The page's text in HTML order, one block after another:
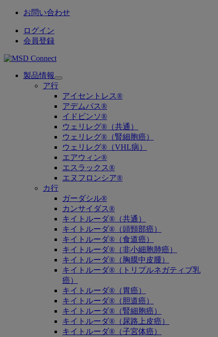
お問い合わせ
ログイン
会員登録
製品情報
Open
submenu
ア行
アイセントレス®
アデムパス®
イドビンソ®
ウェリレグ®（共通）
ウェリレグ®（腎細胞癌）
ウェリレグ®（VHL病）
エアウィン®
エスラックス®
エヌフロンシア®
カ行
ガーダシル®
カンサイダス®
キイトルーダ®（共通）
キイトルーダ®（頭頸部癌）
キイトルーダ®（食道癌）
キイトルーダ®（非小細胞肺癌）
キイトルーダ®（胸膜中皮腫）
キイトルーダ®（トリプルネガティブ乳
癌）
キイトルーダ®（胃癌）
キイトルーダ®（胆道癌）
キイトルーダ®（腎細胞癌）
キイトルーダ®（尿路上皮癌）
キイトルーダ®（子宮体癌）